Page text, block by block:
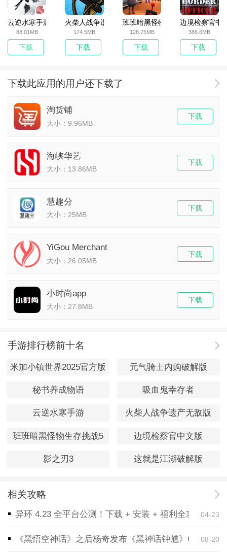
云逆水寒手游
88.01MB
下载
火柴人战争遗产无敌版
174.5MB
下载
班班暗黑怪物生存挑战5
128.75MB
下载
边境检察官中
386.6MB
下载
下载此应用的用户还下载了
淘货铺
大小：9.96MB
下载
海峡华艺
大小：13.86MB
下载
慧趣分
大小：25MB
下载
YiGou Merchant
大小：26.05MB
下载
小时尚app
大小：27.8MB
下载
手游排行榜前十名
米加小镇世界2025官方版 元气骑士内购破解版
秘书养成物语 吸血鬼幸存者
云逆水寒手游 火柴人战争遗产无敌版
班班暗黑怪物生存挑战5 边境检察官中文版
影之刃3 这就是江湖破解版
相关攻略
异环 4.23 全平台公测！下载 + 安装 + 福利全攻略，一
04-23
《黑悟空神话》之后杨奇发布《黑神话钟馗》CG！预
08-20